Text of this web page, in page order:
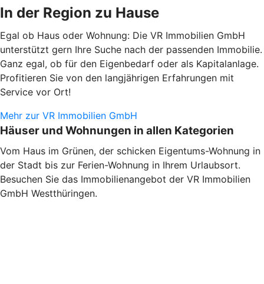
In der Region zu Hause
Egal ob Haus oder Wohnung: Die VR Immobilien GmbH
unterstützt gern Ihre Suche nach der passenden Immobilie.
Ganz egal, ob für den Eigenbedarf oder als Kapitalanlage.
Profitieren Sie von den langjährigen Erfahrungen mit
Service vor Ort!
Mehr zur VR Immobilien GmbH
Häuser und Wohnungen in allen Kategorien
Vom Haus im Grünen, der schicken Eigentums-Wohnung in
der Stadt bis zur Ferien-Wohnung in Ihrem Urlaubsort.
Besuchen Sie das Immobilienangebot der VR Immobilien
GmbH Westthüringen.